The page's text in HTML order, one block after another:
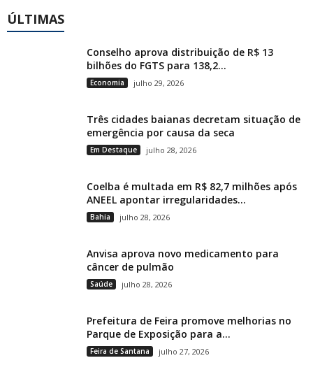
ÚLTIMAS
Conselho aprova distribuição de R$ 13
bilhões do FGTS para 138,2...
Economia julho 29, 2026
Três cidades baianas decretam situação de
emergência por causa da seca
Em Destaque julho 28, 2026
Coelba é multada em R$ 82,7 milhões após
ANEEL apontar irregularidades...
Bahia julho 28, 2026
Anvisa aprova novo medicamento para
câncer de pulmão
Saúde julho 28, 2026
Prefeitura de Feira promove melhorias no
Parque de Exposição para a...
Feira de Santana julho 27, 2026